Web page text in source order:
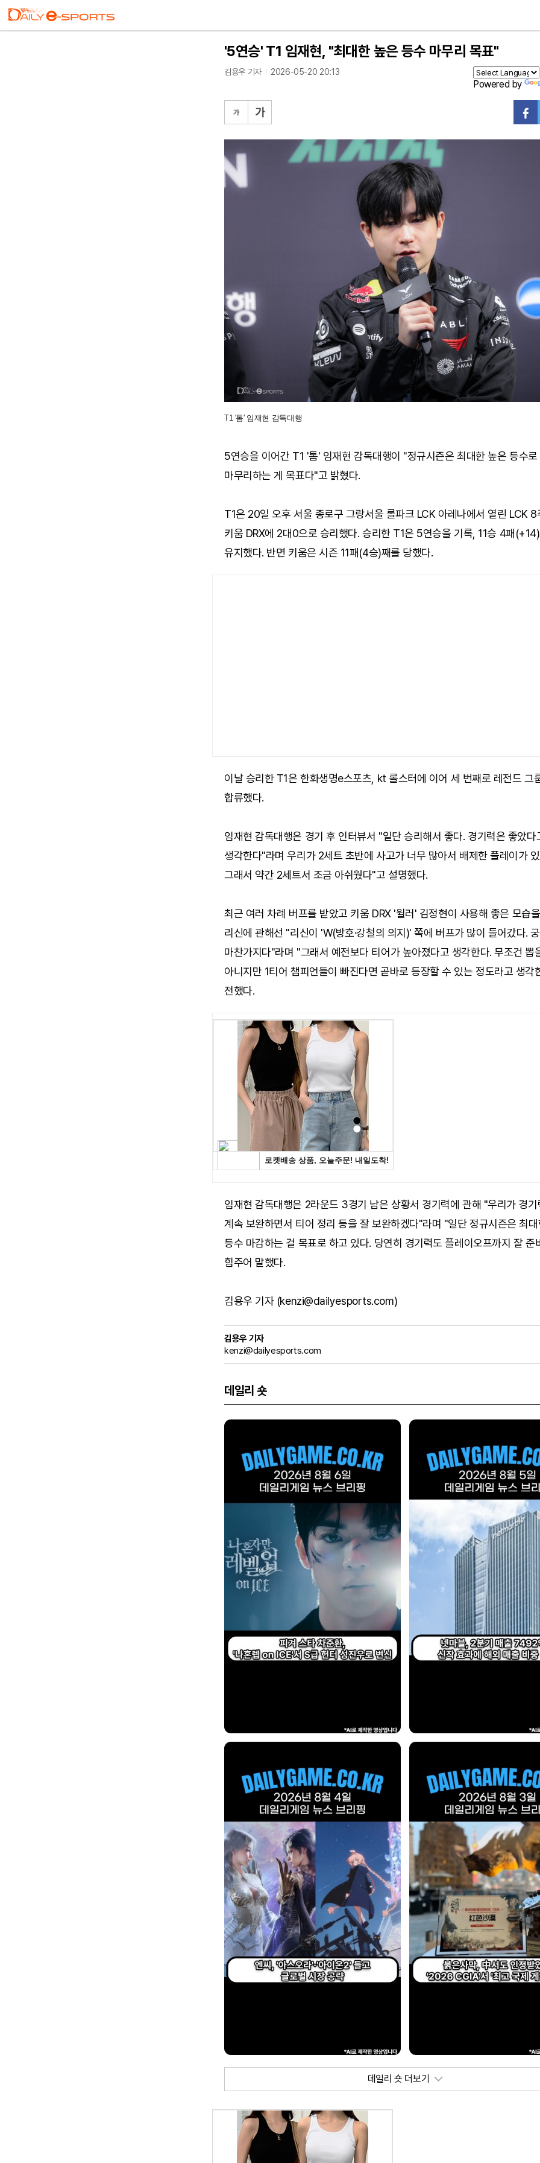
'5연승' T1 임재현, "최대한 높은 등수 마무리 목표"
김용우 기자 2026-05-20 20:13
Powered by
T1 '톰' 임재현 감독대행
5연승을 이어간 T1 '톰' 임재현 감독대행이 "정규시즌은 최대한 높은 등수로
마무리하는 게 목표다"고 밝혔다.
T1은 20일 오후 서울 종로구 그랑서울 롤파크 LCK 아레나에서 열린 LCK 8
키움 DRX에 2대0으로 승리했다. 승리한 T1은 5연승을 기록, 11승 4패
유지했다. 반면 키움은 시즌 11패(4승)째를 당했다.
이날 승리한 T1은 한화생명e스포츠, kt 롤스터에 이어 세 번째로 레전드 그
합류했다.
임재현 감독대행은 경기 후 인터뷰서 "일단 승리해서 좋다. 경기력은 좋았다
생각한다"라며 우리가 2세트 초반에 사고가 너무 많아서 배제한 플레이가
그래서 약간 2세트서 조금 아쉬웠다"고 설명했다.
최근 여러 차례 버프를 받았고 키움 DRX '윌러' 김정현이 사용해 좋은 모습
리신에 관해선 "리신이 'W(방호·강철의 의지)' 쪽에 버프가 많이 들어갔다.
마찬가지다"라며 "그래서 예전보다 티어가 높아졌다고 생각한다. 무조건 뽑
아니지만 1티어 챔피언들이 빠진다면 곧바로 등장할 수 있는 정도라고 생각
전했다.
임재현 감독대행은 2라운드 3경기 남은 상황서 경기력에 관해 "우리가 경기
계속 보완하면서 티어 정리 등을 잘 보완하겠다"라며 "일단 정규시즌은 최
등수 마감하는 걸 목표로 하고 있다. 당연히 경기력도 플레이오프까지 잘 준
힘주어 말했다.
김용우 기자 (kenzi@dailyesports.com)
김용우 기자
kenzi@dailyesports.com
데일리 숏
데일리 숏 더보기